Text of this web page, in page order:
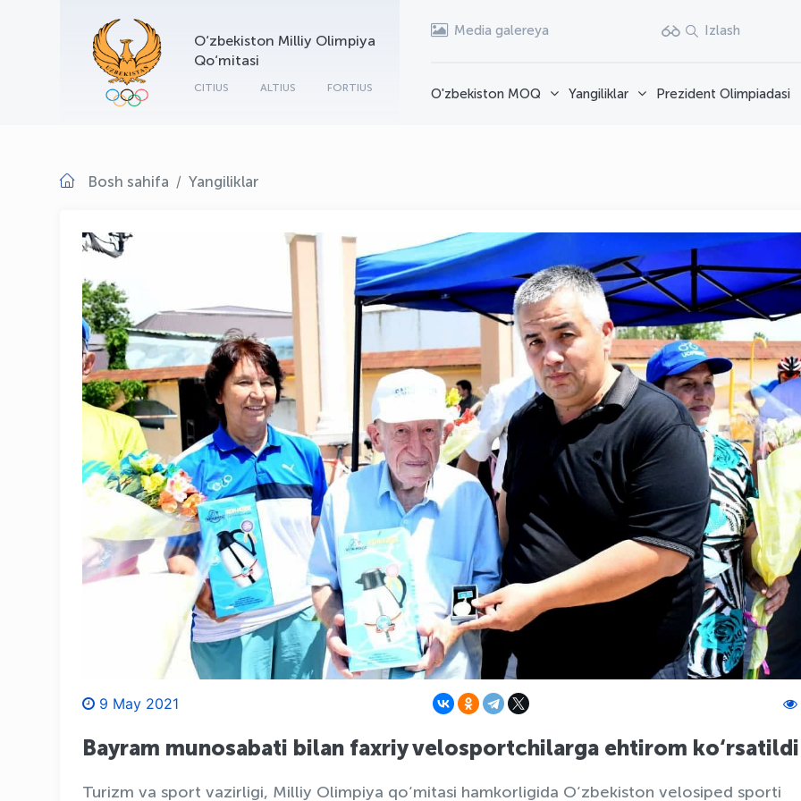
O‘zbekiston Milliy Olimpiya
Qo‘mitasi
CITIUS ALTIUS FORTIUS
Media galereya Izlash
O'zbekiston MOQ Yangiliklar Prezident Olimpiadasi
Bosh sahifa Yangiliklar
9 May 2021
Bayram munosabati bilan faxriy velosportchilarga ehtirom ko‘rsatildi
Turizm va sport vazirligi, Milliy Olimpiya qo‘mitasi hamkorligida O‘zbekiston velosiped sporti